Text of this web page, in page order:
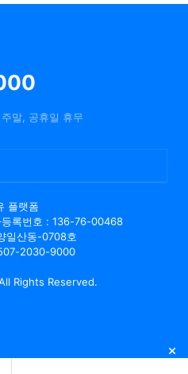
주말, 공휴일 휴무
플랫폼
등록번호 : 136-76-00468
일산동-0708호
2030-9000
Rights Reserved.
닫